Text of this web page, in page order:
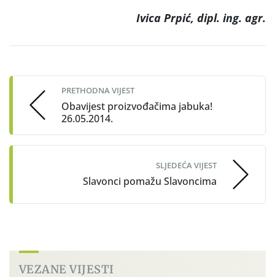
Ivica Prpić, dipl. ing. agr.
navigation
PRETHODNA VIJEST
Obavijest proizvođačima jabuka!
26.05.2014.
SLJEDEĆA VIJEST
Slavonci pomažu Slavoncima
VEZANE VIJESTI